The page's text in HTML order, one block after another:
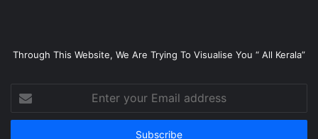
Through This Website, We Are Trying To Visualise You “ All Kerala”
your
Email